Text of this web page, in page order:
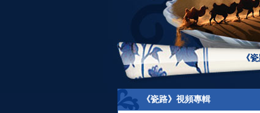
《
《瓷路》視頻專輯